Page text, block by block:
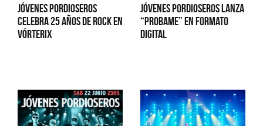
Jóvenes Pordioseros
celebra 25 años de rock en
Vórterix
Jóvenes Pordioseros lanza
“Probame” en formato
digital